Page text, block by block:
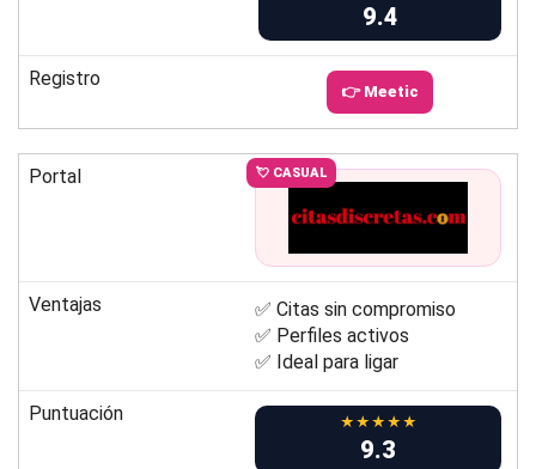
9.4
Registro
👉 Meetic
Portal 💘 CASUAL
Ventajas
✅ Citas sin compromiso
✅ Perfiles activos
✅ Ideal para ligar
Puntuación ★★★★★
9.3